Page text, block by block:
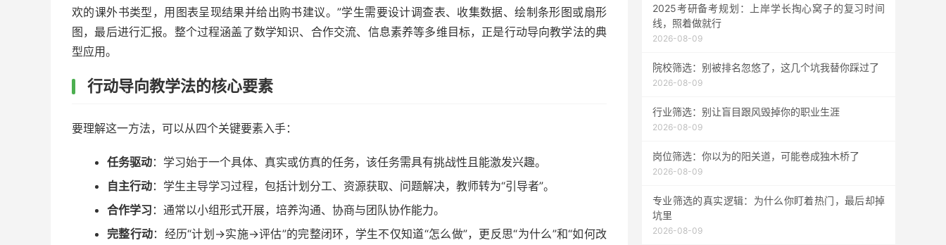
欢的课外书类型，用图表呈现结果并给出购书建议。”学生需要设计调查表、收集数据、绘制条形图或扇形
图，最后进行汇报。整个过程涵盖了数学知识、合作交流、信息素养等多维目标，正是行动导向教学法的典
型应用。
行动导向教学法的核心要素
要理解这一方法，可以从四个关键要素入手：
任务驱动：学习始于一个具体、真实或仿真的任务，该任务需具有挑战性且能激发兴趣。
自主行动：学生主导学习过程，包括计划分工、资源获取、问题解决，教师转为“引导者”。
合作学习 ：通常以小组形式开展，培养沟通、协商与团队协作能力。
完整行动：经历“计划→实施→评估”的完整闭环，学生不仅知道“怎么做”，更反思“为什么”和“如何改
2025考研备考规划：上岸学长掏心窝子的复习时间
线，照着做就行
2026-08-09
院校筛选：别被排名忽悠了，这几个坑我替你踩过了
2026-08-09
行业筛选：别让盲目跟风毁掉你的职业生涯
2026-08-09
岗位筛选：你以为的阳关道，可能卷成独木桥了
2026-08-09
专业筛选的真实逻辑：为什么你盯着热门，最后却掉
坑里
2026-08-09